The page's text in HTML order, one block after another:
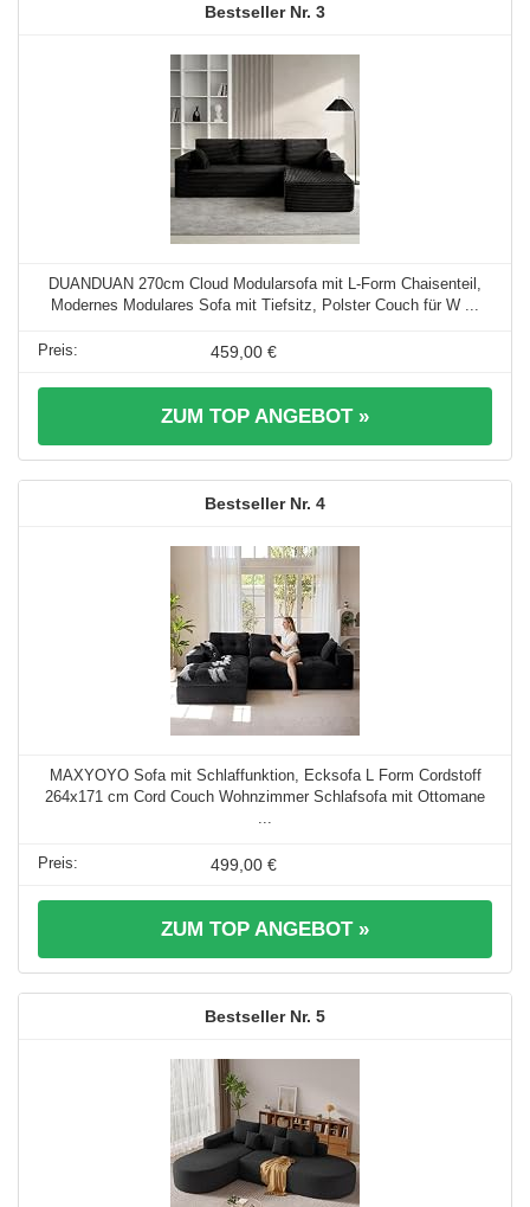
3
DUANDUAN 270cm Cloud Modularsofa mit L-Form Chaisenteil,
Modernes Modulares Sofa mit Tiefsitz, Polster Couch für W ...
459,00 €
ZUM TOP ANGEBOT »
4
MAXYOYO Sofa mit Schlaffunktion, Ecksofa L Form Cordstoff
264x171 cm Cord Couch Wohnzimmer Schlafsofa mit Ottomane
499,00 €
ZUM TOP ANGEBOT »
5